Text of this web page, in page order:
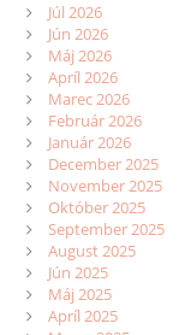
Júl 2026
Jún 2026
Máj 2026
Apríl 2026
Marec 2026
Február 2026
Január 2026
December 2025
November 2025
Október 2025
September 2025
August 2025
Jún 2025
Máj 2025
Apríl 2025